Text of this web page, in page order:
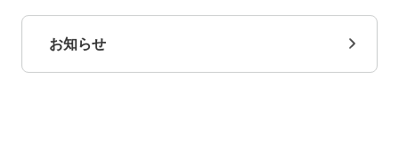
お知らせ